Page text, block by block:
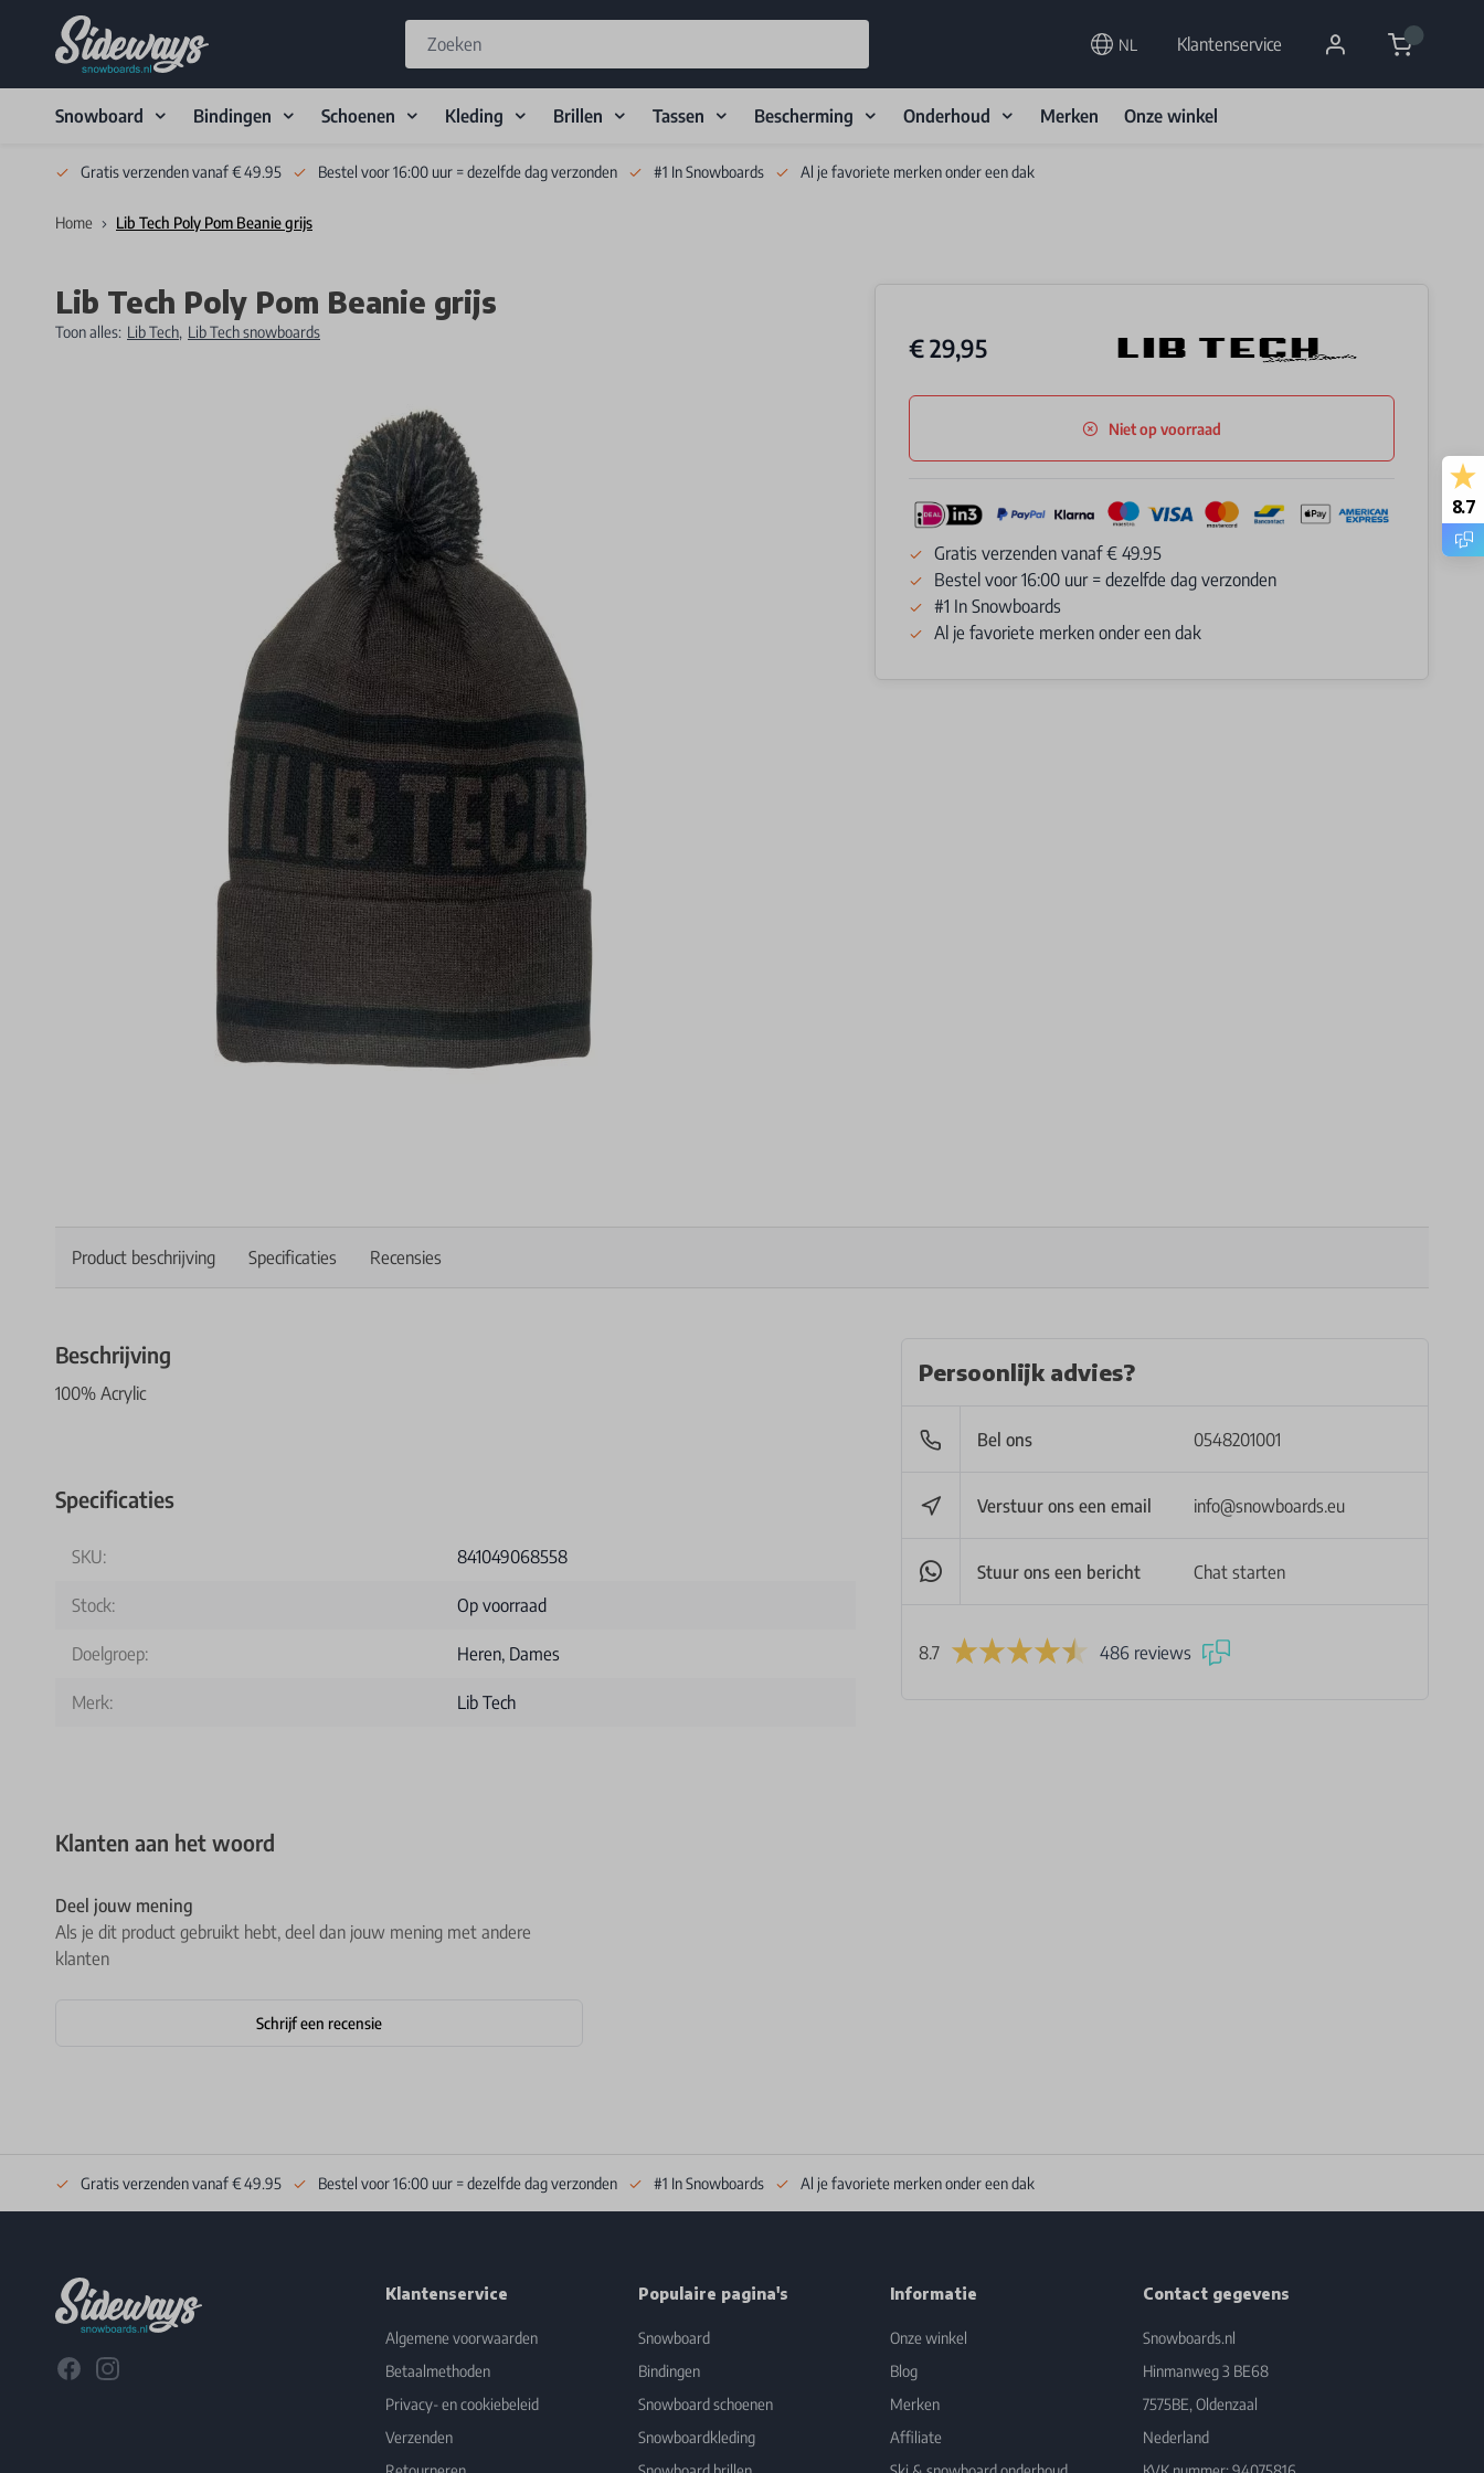
NL Klantenservice Cart
Snowboard Bindingen Schoenen Kleding Brillen Tassen Bescherming Onderhoud Merken Onze winkel
Gratis verzenden vanaf € 49.95 Bestel voor 16:00 uur = dezelfde dag verzonden #1 In Snowboards Al je favoriete merken onder een dak
Home Lib Tech Poly Pom Beanie grijs
Lib Tech Poly Pom Beanie grijs
Toon alles: Lib Tech, Lib Tech snowboards
€ 29,95
Niet op voorraad
Gratis verzenden vanaf € 49.95
Bestel voor 16:00 uur = dezelfde dag verzonden
#1 In Snowboards
Al je favoriete merken onder een dak
Product beschrijving Specificaties Recensies
Beschrijving
100% Acrylic
Specificaties
SKU: 841049068558
Stock: Op voorraad
Doelgroep: Heren, Dames
Merk: Lib Tech
Persoonlijk advies?
Bel ons 0548201001
Verstuur ons een email info@snowboards.eu
Stuur ons een bericht Chat starten
8.7 486 reviews
Klanten aan het woord
Deel jouw mening
Als je dit product gebruikt hebt, deel dan jouw mening met andere
klanten
Schrijf een recensie
8.7
Gratis verzenden vanaf € 49.95 Bestel voor 16:00 uur = dezelfde dag verzonden #1 In Snowboards Al je favoriete merken onder een dak
FacebookInstagram
Klantenservice
Algemene voorwaarden
Betaalmethoden
Privacy- en cookiebeleid
Verzenden
Populaire pagina's
Snowboard
Bindingen
Snowboard schoenen
Snowboardkleding
Informatie
Onze winkel
Blog
Merken
Affiliate
Contact gegevens
Snowboards.nl
Hinmanweg 3 BE68
7575BE, Oldenzaal
Nederland